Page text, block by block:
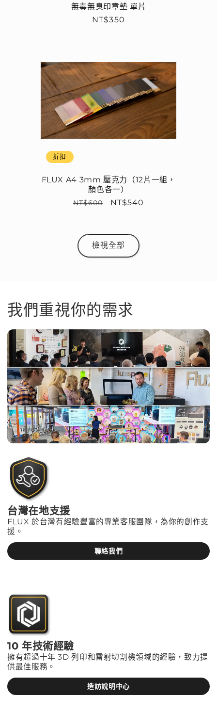
無毒無臭印章墊 單片
定
NT$350
折扣
FLUX A4 3mm 壓克力（12片一組，
顏色各一）
定
NT$600
售
NT$540
檢視全部
我們重視你的需求
台灣在地支援
FLUX 於台灣有經驗豐富的專業客服團隊，為你的創作支
援。
聯絡我們
10 年技術經驗
擁有超過十年 3D 列印和雷射切割機領域的經驗，致力提
供最佳服務。
造訪說明中心